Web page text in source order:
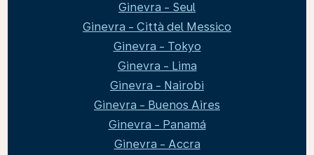
Ginevra - Seul
Ginevra - Città del Messico
Ginevra - Tokyo
Ginevra - Lima
Ginevra - Nairobi
Ginevra - Buenos Aires
Ginevra - Panamá
Ginevra - Accra